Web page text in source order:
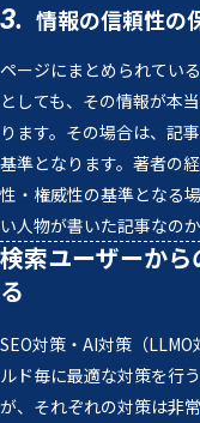
3. 情報の信頼性の
ページにまとめられてい
としても、その情報が本
ります。その場合は、記
基準となります。著者の
性・権威性の基準となる
い人物が書いた記事なの
検索ユーザーか
る
SEO対策・AI対策（
ルド毎に最適な対策を行
が、それぞれの対策は非